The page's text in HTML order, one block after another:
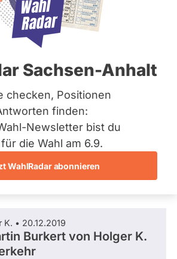
Vorpommern
Westfalen
Anhalt
Anhalt
Holstein
Spenden
Sachsen-Anhalt
checken, Positionen
finden:
Newsletter bist du
die Wahl am 6.9.
WahlRadar abonnieren
SPD
kein aktuelles und kein
und keine
Landes-, Bundes- oder
bei uns nicht erfasst.
ist für diese Person
Antworten
• 20.12.2019
Burkert von Holger K.